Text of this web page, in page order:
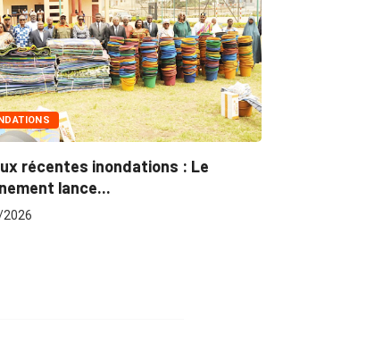
MARCHÉS PUBLICS
Marchés publics : L’ARCOP en
pour plus...